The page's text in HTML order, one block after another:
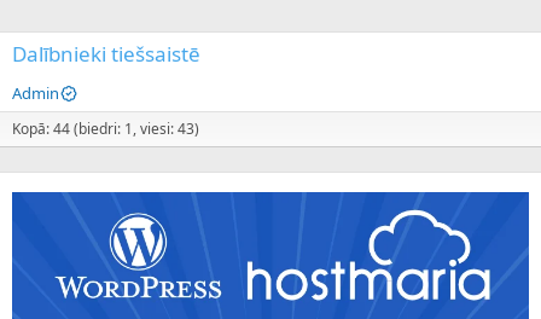
Dalībnieki tiešsaistē
Admin
Kopā: 44 (biedri: 1, viesi: 43)